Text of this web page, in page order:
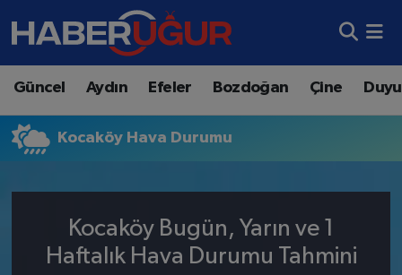
Güncel Aydın Efeler Bozdoğan Çine
Kocaköy Hava Durumu
Kocaköy Bugün, Yarın ve 1
Haftalık Hava Durumu Tahmini
Aydın Nöbetçi Eczaneler
Aydın Hava Durumu
Süper Lig Puan Durumu ve Fikstür